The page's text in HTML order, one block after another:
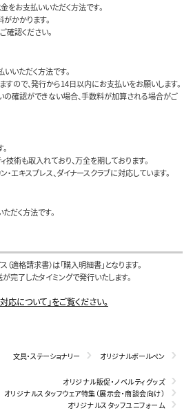
お支払いいただく方法です。
かかります。
認ください。
いただく方法です。
ので、発行から14日以内にお支払いをお願いします。
確認ができない場合、手数料が加算される場合がご
術も取入れており、万全を期しております。
・エキスプレス、ダイナースクラブに対応しています。
だく方法です。
適格請求書）は「購入明細書」となります。
完了したタイミングで発行いたします。
について」をご覧ください。
文具・ステーショナリー オリジナルボールペン
オリジナル販促・ノベルティグッズ
オリジナルスタッフウェア特集（展示会・商談会向け）
オリジナルスタッフユニフォーム